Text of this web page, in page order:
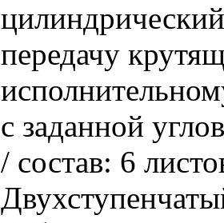
передачу
с заданной
/ состав: 6